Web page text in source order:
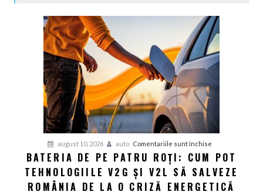
august 10, 2026 auto Comentariile sunt închise
Bateria
de
pe
BATERIA DE PE PATRU ROȚI: CUM POT
TEHNOLOGIILE V2G ȘI V2L SĂ SALVEZE
ROMÂNIA DE LA O CRIZĂ ENERGETICĂ